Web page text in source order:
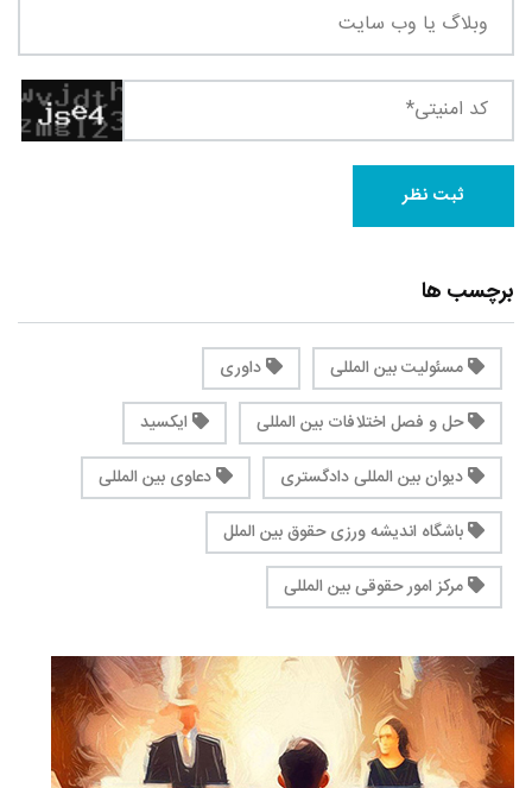
برچسب ها
مسئولیت بین المللی
داوری
حل و فصل اختلافات بین المللی
ایکسید
دیوان بین المللی دادگستری
دعاوی بین المللی
باشگاه اندیشه ورزی حقوق بین الملل
مرکز امور حقوقی بین المللی